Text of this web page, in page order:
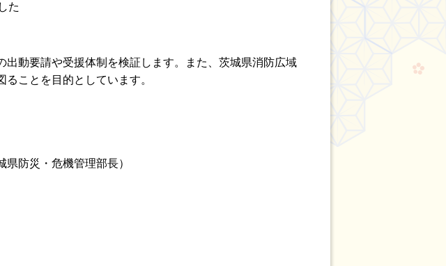
た
動要請や受援体制を検証します。また、茨城県消防広域
ことを目的としています。
防災・危機管理部長）